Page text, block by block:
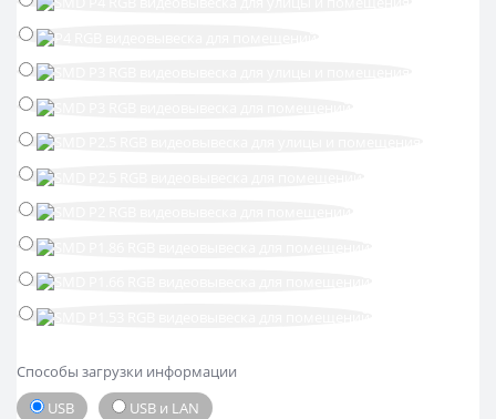
Способы загрузки информации
USB
USB и LAN